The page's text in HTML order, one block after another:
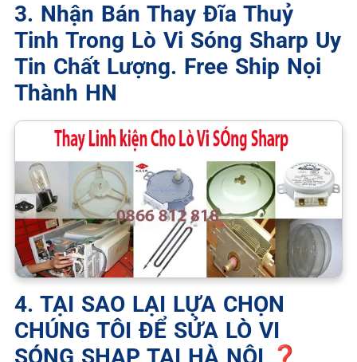
3. Nhận Bán Thay Đĩa Thuỷ
Tinh Trong Lò Vi Sóng Sharp Uy
Tin Chất Lượng. Free Ship Nọi
Thành HN
4. TẠI SAO LẠI LỰA CHỌN
CHÚNG TÔI ĐỂ SỬA LÒ VI
SÓNG SHAP TẠI HÀ NỘI ❓